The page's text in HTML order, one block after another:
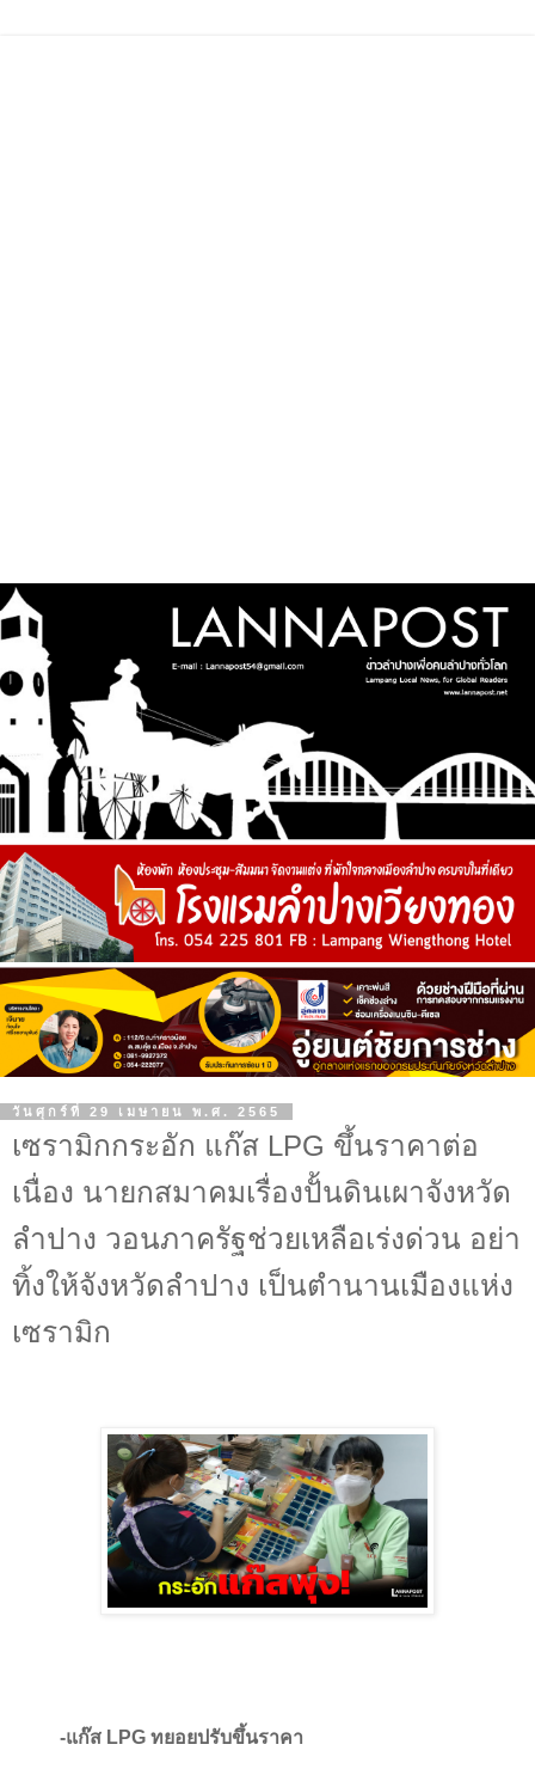
วันศุกร์ที่ 29 เมษายน พ.ศ. 2565
เซรามิกกระอัก แก๊ส LPG ขึ้นราคาต่อ
เนื่อง นายกสมาคมเรื่องปั้นดินเผาจังหวัด
ลำปาง วอนภาครัฐช่วยเหลือเร่งด่วน อย่า
ทิ้งให้จังหวัดลำปาง เป็นตำนานเมืองแห่ง
เซรามิก
-แก๊ส LPG ทยอยปรับขึ้นราคา